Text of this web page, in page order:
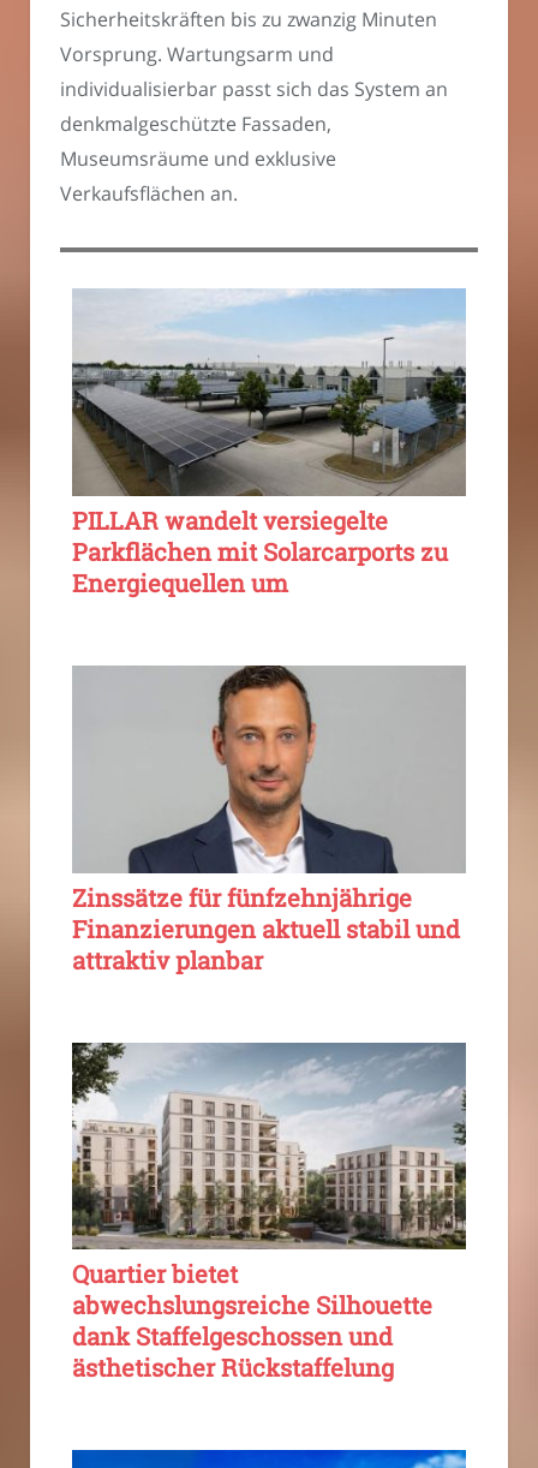
Sicherheitskräften bis zu zwanzig Minuten
Vorsprung. Wartungsarm und
individualisierbar passt sich das System an
denkmalgeschützte Fassaden,
Museumsräume und exklusive
Verkaufsflächen an.
PILLAR wandelt versiegelte
Parkflächen mit Solarcarports zu
Energiequellen um
Zinssätze für fünfzehnjährige
Finanzierungen aktuell stabil und
attraktiv planbar
Quartier bietet
abwechslungsreiche Silhouette
dank Staffelgeschossen und
ästhetischer Rückstaffelung